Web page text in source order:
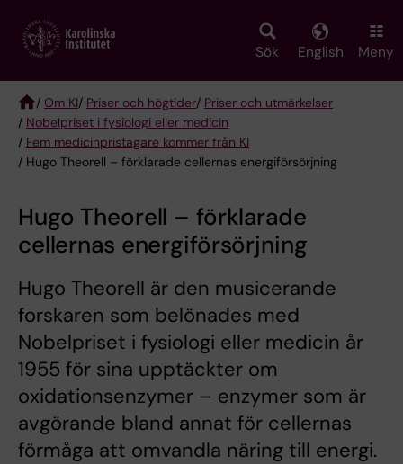
main
Sök English Meny
Breadcrumb
/ Om KI/ Priser och högtider/ Priser och utmärkelser
/ Nobelpriset i fysiologi eller medicin
/ Fem medicinpristagare kommer från KI
/ Hugo Theorell – förklarade cellernas energiförsörjning
Hugo Theorell – förklarade
cellernas energiförsörjning
Hugo Theorell är den musicerande
forskaren som belönades med
Nobelpriset i fysiologi eller medicin år
1955 för sina upptäckter om
oxidationsenzymer – enzymer som är
avgörande bland annat för cellernas
förmåga att omvandla näring till energi.